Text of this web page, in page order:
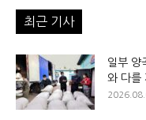
최근 기사
일부 양
와 다를